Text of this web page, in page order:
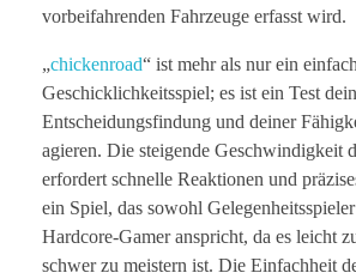
vorbeifahrenden Fahrzeuge erfasst wird.
„chickenroad“ ist mehr als nur ein
Geschicklichkeitsspiel; es ist ein Test
Entscheidungsfindung und deiner
agieren. Die steigende Geschwindigkeit
erfordert schnelle Reaktionen und
ein Spiel, das sowohl
Hardcore-Gamer anspricht, da es leicht
schwer zu meistern ist. Die Einfachheit